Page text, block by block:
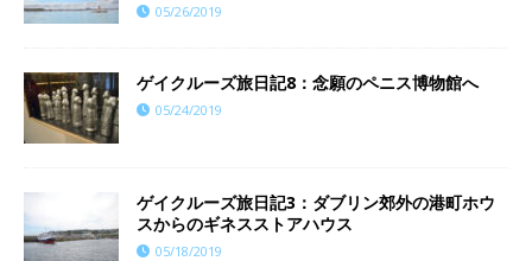
05/26/2019
ゲイクルーズ旅日記8：念願のペニス博物館へ
05/24/2019
ゲイクルーズ旅日記3：ダブリン郊外の港町ホウ
スからのギネスストアハウス
05/18/2019